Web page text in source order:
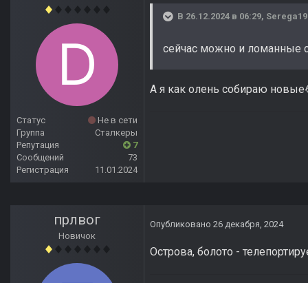
Статус
Не в сети
Группа
Сталкеры
Репутация
7
Сообщений
73
Регистрация
11.01.2024
В 26.12.2024 в 06:29,
сейчас можно и ломанные
А я как олень собираю новые
прлвог
Новичок
Опубликовано 26 декабря, 2024
Острова, болото -